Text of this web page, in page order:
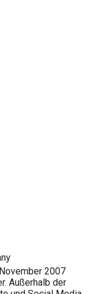
2007
Außerhalb der